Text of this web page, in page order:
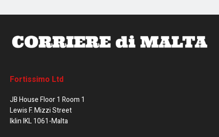
Fortissimo Ltd
JB House Floor 1 Room 1
Lewis F. Mizzi Street
Iklin IKL 1061-Malta